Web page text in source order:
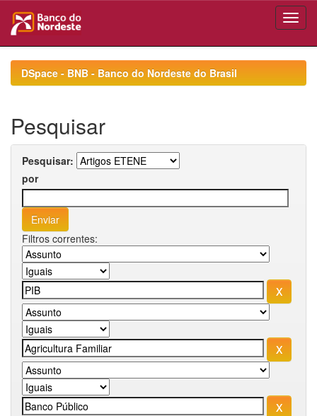
navigationDSpace - BNB - Banco do Nordeste do Brasil
Pesquisar
Pesquisar:
por
Filtros correntes: